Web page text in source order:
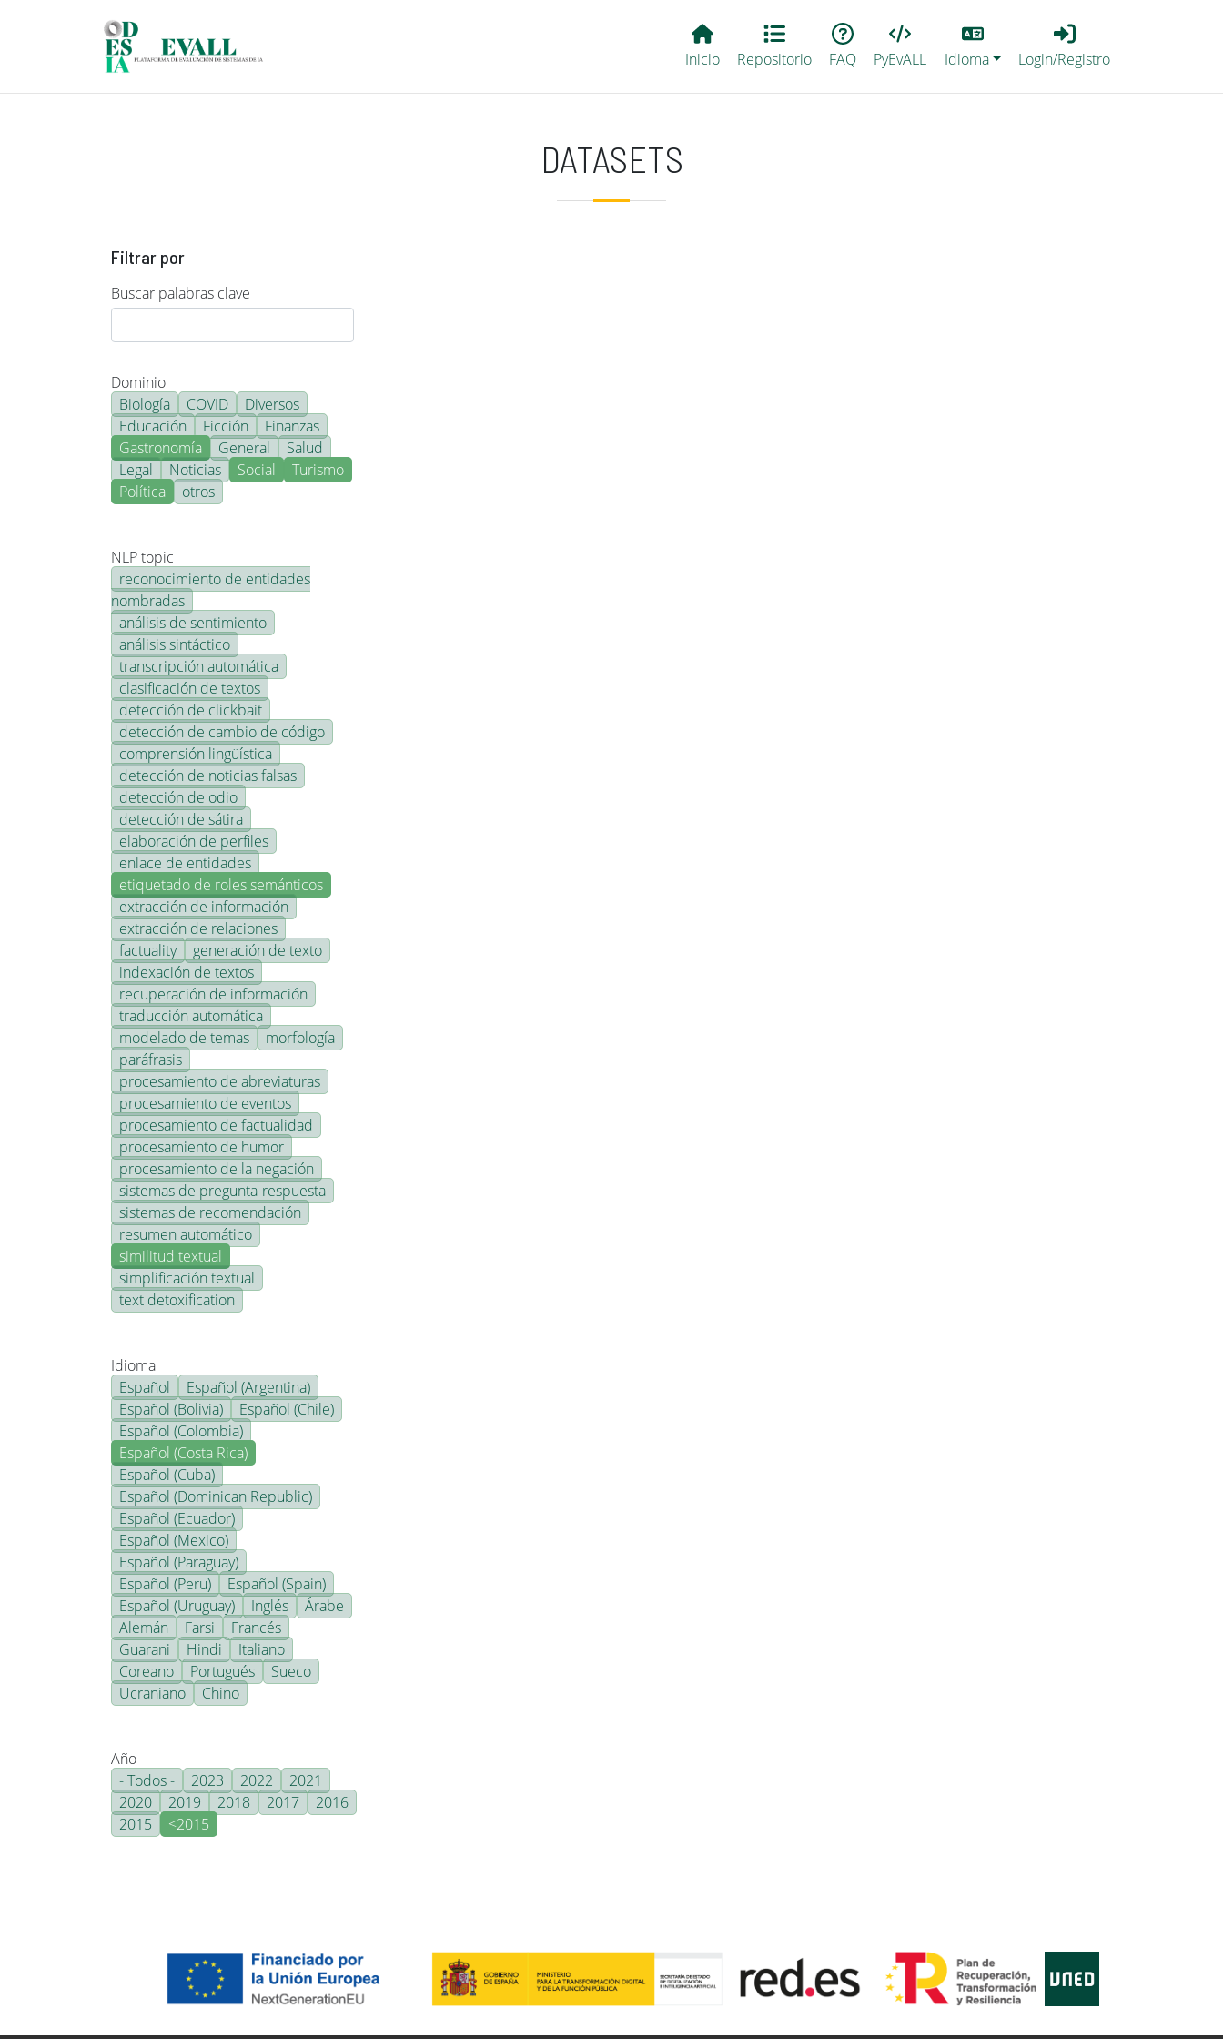
Main EvALL
Inicio Repositorio FAQ PyEvALL
Lang
Idioma
Login_Registro
Login/Registro
DATASETS
Filtrar por
Buscar palabras clave
Dominio
Biología
COVID
Diversos
Educación
Ficción
Finanzas
Gastronomía
General
Salud
Legal
Noticias Social
Turismo
Política
otros
NLP topic
reconocimiento de entidades
nombradas
análisis de sentimiento
análisis sintáctico
transcripción automática
clasificación de textos
detección de clickbait
detección de cambio de código
comprensión lingüística
detección de noticias falsas
detección de odio
detección de sátira
elaboración de perfiles
enlace de entidades
etiquetado de roles semánticos
extracción de información
extracción de relaciones
factuality
generación de texto
indexación de textos
recuperación de información
traducción automática
modelado de temas
morfología
paráfrasis
procesamiento de abreviaturas
procesamiento de eventos
procesamiento de factualidad
procesamiento de humor
procesamiento de la negación
sistemas de pregunta-respuesta
sistemas de recomendación
resumen automático
similitud textual
simplificación textual
text detoxification
Idioma
Español
Español (Argentina)
Español (Bolivia)
Español (Chile)
Español (Colombia)
Español (Costa Rica)
Español (Cuba)
Español (Dominican Republic)
Español (Ecuador)
Español (Mexico)
Español (Paraguay)
Español (Peru)
Español (Spain)
Español (Uruguay)
Inglés
Árabe
Alemán
Farsi
Francés
Guarani
Hindi
Italiano
Coreano
Portugués
Sueco
Ucraniano
Chino
Año
- Todos -
2023 2022
2021
2020
2019 2018 2017
2016
2015
<2015